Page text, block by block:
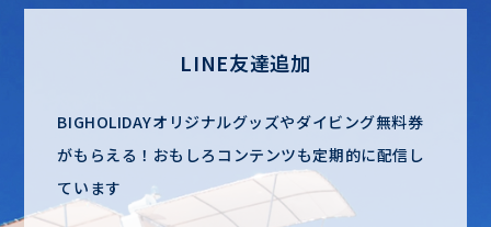
LINE友達追加
BIGHOLIDAYオリジナルグッズやダイビング無料券
がもらえる！ おもしろコンテンツも定期的に配信し
ています